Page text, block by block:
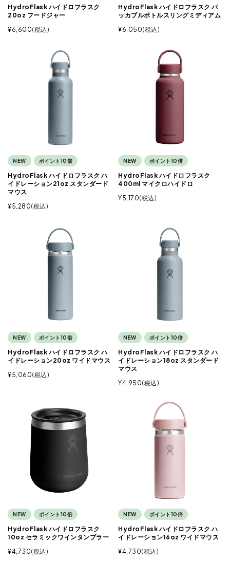
HydroFlask ハイドロフラスク
20oz フードジャー
¥6,600 税込
HydroFlask ハイドロフラスク パ
ッカブルボトルスリングミディアム
¥6,050 税込
NEW ポイント10倍
HydroFlask ハイドロフラスク ハ
イドレーション21oz スタンダード
マウス
¥5,280 税込
NEW ポイント10倍
HydroFlask ハイドロフラスク
400ml マイクロハイドロ
¥5,170 税込
NEW ポイント10倍
HydroFlask ハイドロフラスク ハ
イドレーション20oz ワイドマウス
¥5,060 税込
NEW ポイント10倍
HydroFlask ハイドロフラスク ハ
イドレーション18oz スタンダード
マウス
¥4,950 税込
NEW ポイント10倍
HydroFlask ハイドロフラスク
10oz セラミックワインタンブラー
¥4,730 税込
NEW ポイント10倍
HydroFlask ハイドロフラスク ハ
イドレーション16oz ワイドマウス
¥4,730 税込